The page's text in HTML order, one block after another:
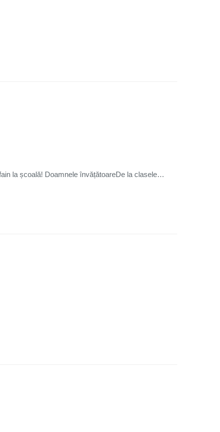
la școală! Doamnele învățătoareDe la clasele…